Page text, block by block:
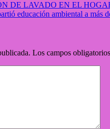
DE LAVADO EN EL
educación ambiental a más
Los campos